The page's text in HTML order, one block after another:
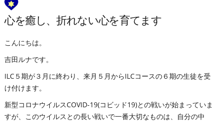
心を癒し、折れない心を育てます
こんにちは。
吉田ルナです。
ILC５期が３月に終わり、来月５月からILCコースの６期の生徒を受
け付けます。
新型コロナウイルスCOVID-19(コビッド19)との戦いが始まっていま
すが、このウイルスとの長い戦いで一番大切なものは、自分の中